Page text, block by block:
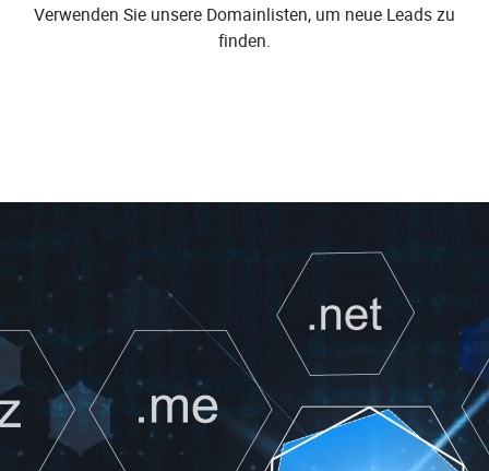
Verwenden Sie unsere Domainlisten, um neue Leads zu
finden.